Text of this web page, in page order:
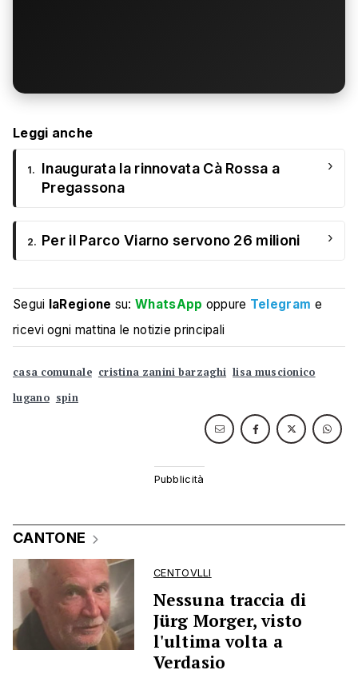
Leggi anche
1.
Inaugurata la rinnovata Cà Rossa a
Pregassona
›
2. Per il Parco Viarno servono 26 milioni ›
Segui laRegione su:WhatsApp oppure Telegram e
ricevi ogni mattina le notizie principali
casa comunale cristina zanini barzaghi lisa muscionico
lugano spin
CANTONE
CENTOVLLI
Nessuna traccia di
Jürg Morger, visto
l'ultima volta a
Verdasio